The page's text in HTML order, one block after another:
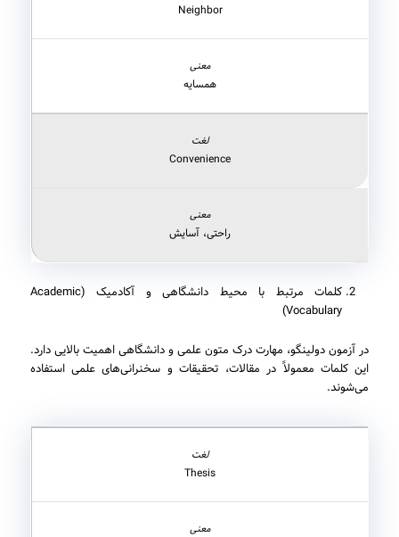
Neighbor
همسایه
Convenience
راحتی، آسایش
کلمات مرتبط با محیط دانشگاهی و آکادمیک (Academic
Vocabulary)
در آزمون دولینگو، مهارت درک متون علمی و دانشگاهی اهمیت بالایی دارد.
این کلمات معمولاً در مقالات، تحقیقات و سخنرانی‌های علمی استفاده
می‌شوند.
Thesis